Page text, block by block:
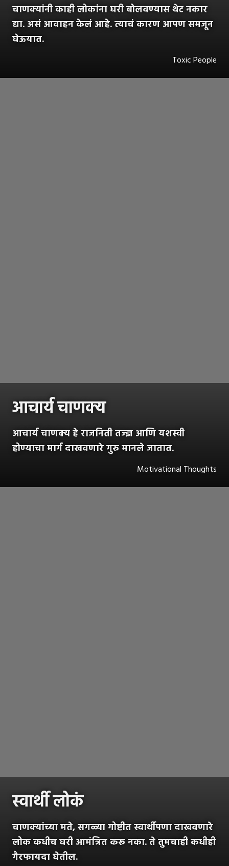
चाणक्यांनी काही लोकांना घरी बोलवण्यास थेट नकार
द्या. असं आवाहन केलं आहे. त्याचं कारण आपण समजून
घेऊयात.
Toxic People
आचार्य चाणक्य
आचार्य चाणक्य हे राजनिती तज्ज्ञ आणि यशस्वी
होण्याचा मार्ग दाखवणारे गुरु मानले जातात.
Motivational Thoughts
स्वार्थी लोकं
चाणक्यांच्या मते, सगळ्या गोष्टीत स्वार्थीपणा दाखवणारे
लोक कधीच घरी आमंत्रित करू नका. ते तुमचाही कधीही
गैरफायदा घेतील.